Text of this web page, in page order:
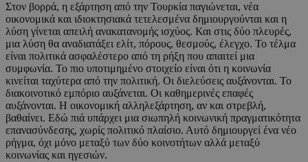
Στον βορρά, η εξάρτηση από την Τουρκία παγιώνεται, νέα
οικονομικά και ιδιοκτησιακά τετελεσμένα δημιουργούνται και η
λύση γίνεται απειλή ανακατανομής ισχύος. Και στις δύο πλευρές,
μια λύση θα αναδιατάξει ελίτ, πόρους, θεσμούς, έλεγχο. Το τέλμα
είναι πολιτικά ασφαλέστερο από τη ρήξη που απαιτεί μια
συμφωνία. Το πιο υποτιμημένο στοιχείο είναι ότι η κοινωνία
κινείται ταχύτερα από την πολιτική. Οι διελεύσεις αυξάνονται. Το
διακοινοτικό εμπόριο αυξάνεται. Οι καθημερινές επαφές
αυξάνονται. Η οικονομική αλληλεξάρτηση, αν και στρεβλή,
βαθαίνει. Εδώ πιά υπάρχει μια σιωπηλή κοινωνική πραγματικότητα
επανασύνδεσης, χωρίς πολιτικό πλαίσιο. Αυτό δημιουργεί ένα νέο
ρήγμα, όχι μόνο μεταξύ των δύο κοινοτήτων αλλά μεταξύ
κοινωνίας και ηγεσιών.